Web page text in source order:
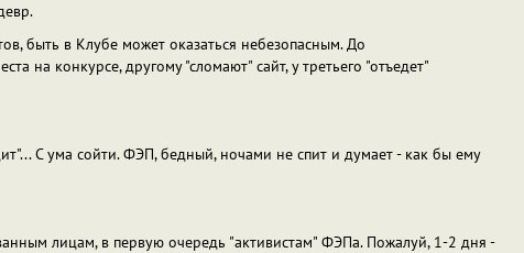
быть в Клубе может оказаться небезопасным. До
на конкурсе, другому "сломают" сайт, у третьего "отъедет"
С ума сойти. ФЭП, бедный, ночами не спит и думает - как бы ему
лицам, в первую очередь "активистам" ФЭПа. Пожалуй, 1-2 дня -